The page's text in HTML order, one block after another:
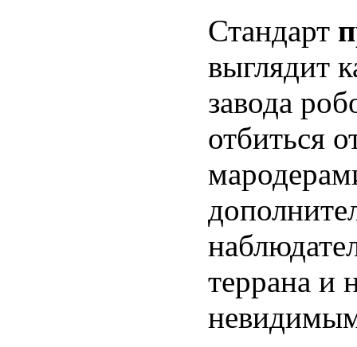
Стандарт
выглядит
завода
отбиться
террана и